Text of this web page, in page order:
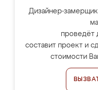
Дизайнер-
проведёт
составит проект и
стоимости